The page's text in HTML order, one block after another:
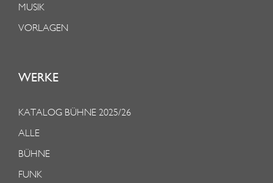
MUSIK
VORLAGEN
WERKE
KATALOG BÜHNE 2025/26
ALLE
BÜHNE
FUNK